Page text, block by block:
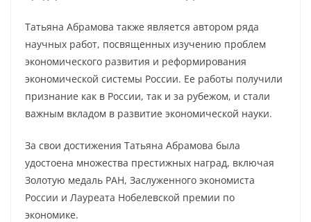
Татьяна Абрамова также является автором ряда
научных работ, посвященных изучению проблем
экономического развития и реформирования
экономической системы России. Ее работы получили
признание как в России, так и за рубежом, и стали
важным вкладом в развитие экономической науки.
За свои достижения Татьяна Абрамова была
удостоена множества престижных наград, включая
Золотую медаль РАН, Заслуженного экономиста
России и Лауреата Нобелевской премии по
экономике.